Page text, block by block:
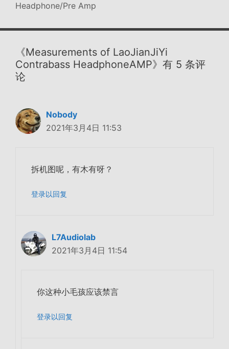
Headphone/Pre Amp
《Measurements of LaoJianJiYi
Contrabass HeadphoneAMP》有 5 条评
论
Nobody
2021年3月4日 11:53
拆机图呢，有木有呀？
登录以回复
L7Audiolab
2021年3月4日 11:54
你这种小毛孩应该禁言
登录以回复